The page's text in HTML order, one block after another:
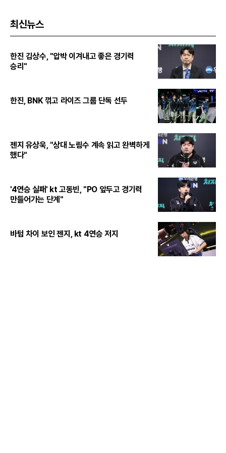
최신뉴스
한진 김상수, "압박 이겨내고 좋은 경기력
승리"
한진, BNK 꺾고 라이즈 그룹 단독 선두
젠지 유상욱, "상대 노림수 계속 읽고 완벽하게
했다"
'4연승 실패' kt 고동빈, "PO 앞두고 경기력
만들어가는 단계"
바텀 차이 보인 젠지, kt 4연승 저지